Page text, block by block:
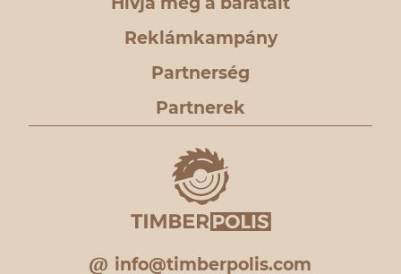
Reklámkampány
Partnerség
Partnerek
info@timberpolis.com